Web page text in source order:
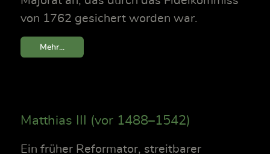
von 1762 gesichert worden war.
Mehr...
Matthias III (vor 1488–1542)
Ein früher Reformator, streitbarer